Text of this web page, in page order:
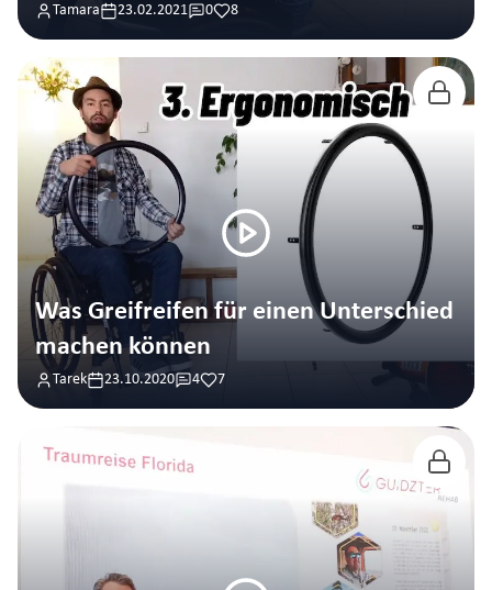
Tamara 23.02.2021 0 8
Was Greifreifen für einen Unterschied
machen können
Tarek 23.10.2020 4 7